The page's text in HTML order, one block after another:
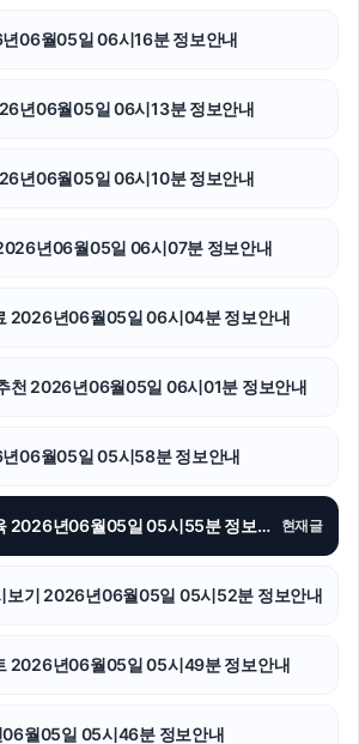
폰테크
용인하수구막힘
서초구하수구막힘
06월05일 06시16분 정보안내
년06월05일 06시13분 정보안내
년06월05일 06시10분 정보안내
년06월05일 06시07분 정보안내
2026년06월05일 06시04분 정보안내
천 2026년06월05일 06시01분 정보안내
06월05일 05시58분 정보안내
부동산투자교육 2026년06월05일 05시55분 정보안내 현재글
보기 2026년06월05일 05시52분 정보안내
2026년06월05일 05시49분 정보안내
월05일 05시46분 정보안내